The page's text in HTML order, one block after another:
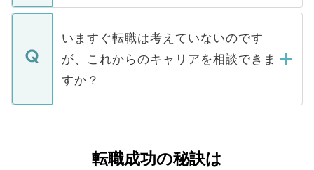
関を公にしてしまうと、応募が殺到する場
に、医療機関が求める条件に合った人材の
みを人材紹介会社に依頼するケースが増え
ています。
定を承諾する必要はありません。内定先へ
の辞退の連絡はキャリアパートナーが行い
個人情報が漏えいすることはありませんの
で、ご安心ください。当サイトからの登録
などで収集したご登録者様の個人情報は、
ご本人のキャリアアップおよび転職活動の
支援を目的に使用いたします。お預かりし
ているすべての個人データはご本人の許可
は、個人情報の取り扱いについての厳密な
いますぐ転職は考えていないのです
が、これからのキャリアを相談できま
すか？
かがいして、現在の医療機関の状況や紹介
転職成功の秘訣は